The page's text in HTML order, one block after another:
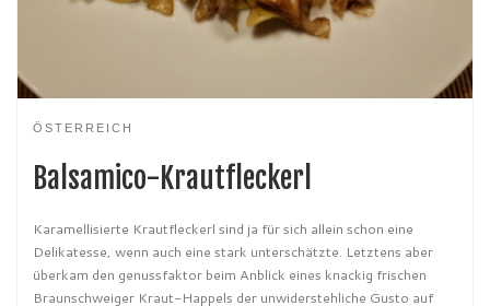
ÖSTERREICH
Balsamico-Krautfleckerl
Karamellisierte Krautfleckerl sind ja für sich allein schon eine
Delikatesse, wenn auch eine stark unterschätzte. Letztens aber
überkam den genussfaktor beim Anblick eines knackig frischen
Braunschweiger Kraut-Happels der unwiderstehliche Gusto auf